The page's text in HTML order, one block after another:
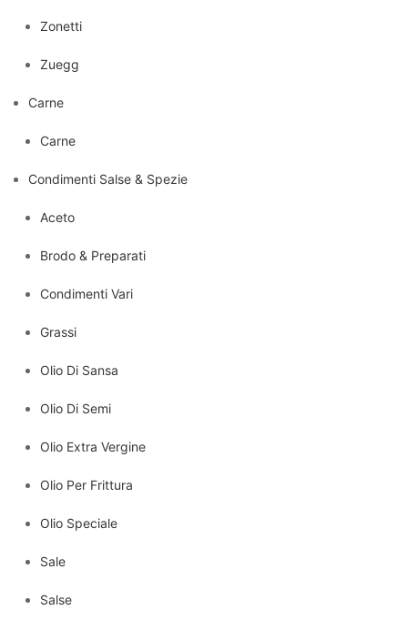
Zonetti
Zuegg
Carne
Carne
Condimenti Salse & Spezie
Aceto
Brodo & Preparati
Condimenti Vari
Grassi
Olio Di Sansa
Olio Di Semi
Olio Extra Vergine
Olio Per Frittura
Olio Speciale
Sale
Salse